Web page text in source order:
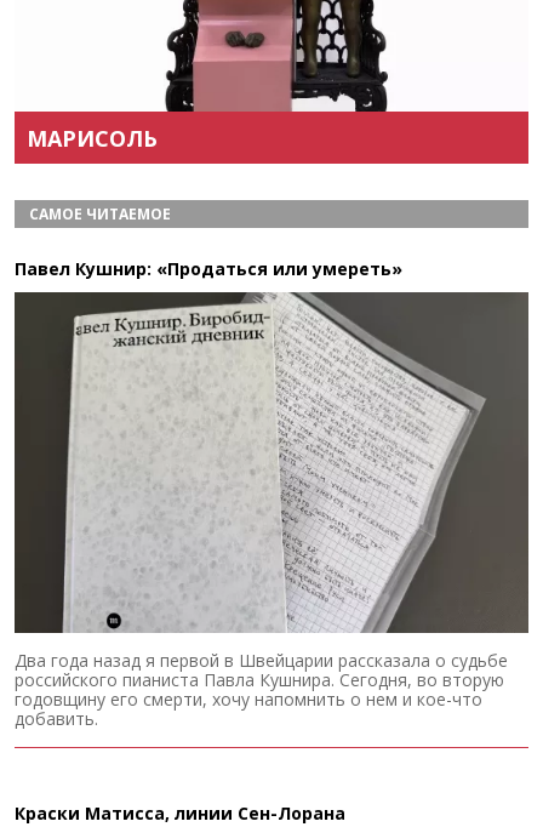
МАРИСОЛЬ
САМОЕ ЧИТАЕМОЕ
Павел Кушнир: «Продаться или умереть»
Два года назад я первой в Швейцарии рассказала о судьбе
российского пианиста Павла Кушнира. Сегодня, во вторую
годовщину его смерти, хочу напомнить о нем и кое-что
добавить.
Краски Матисса, линии Сен-Лорана